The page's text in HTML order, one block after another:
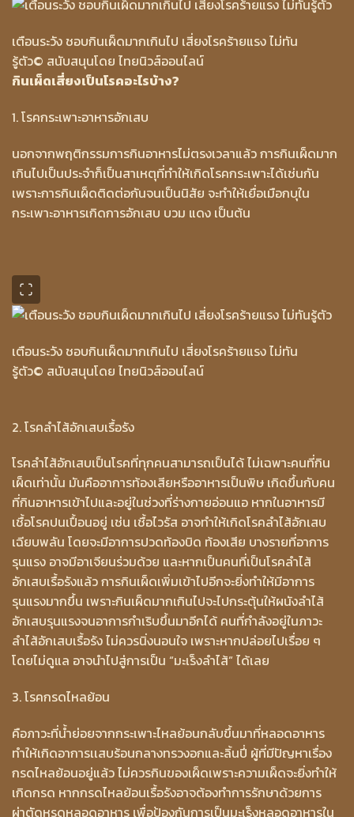
เตือนระวัง ชอบกินเผ็ดมากเกินไป เสี่ยงโรคร้ายแรง ไม่ทัน
รู้ตัว© สนับสนุนโดย ไทยนิวส์ออนไลน์
กินเผ็ดเสี่ยงเป็นโรคอะไรบ้าง?
1. โรคกระเพาะอาหารอักเสบ
นอกจากพฤติกรรมการกินอาหารไม่ตรงเวลาแล้ว การกินเผ็ดมาก
เกินไปเป็นประจำก็เป็นสาเหตุที่ทำให้เกิดโรคกระเพาะได้เช่นกัน
เพราะการกินเผ็ดติดต่อกันจนเป็นนิสัย จะทำให้เยื่อเมือกบุใน
กระเพาะอาหารเกิดการอักเสบ บวม แดง เป็นต้น
เตือนระวัง ชอบกินเผ็ดมากเกินไป เสี่ยงโรคร้ายแรง ไม่ทัน
รู้ตัว© สนับสนุนโดย ไทยนิวส์ออนไลน์
2. โรคลำไส้อักเสบเรื้อรัง
โรคลำไส้อักเสบเป็นโรคที่ทุกคนสามารถเป็นได้ ไม่เฉพาะคนที่กิน
เผ็ดเท่านั้น มันคืออาการท้องเสียหรืออาหารเป็นพิษ เกิดขึ้นกับคน
ที่กินอาหารเข้าไปและอยู่ในช่วงที่ร่างกายอ่อนแอ หากในอาหารมี
เชื้อโรคปนเปื้อนอยู่ เช่น เชื้อไวรัส อาจทำให้เกิดโรคลำไส้อักเสบ
เฉียบพลัน โดยจะมีอาการปวดท้องบิด ท้องเสีย บางรายที่อาการ
รุนแรง อาจมีอาเจียนร่วมด้วย และหากเป็นคนที่เป็นโรคลำไส้
อักเสบเรื้อรังแล้ว การกินเผ็ดเพิ่มเข้าไปอีกจะยิ่งทำให้มีอาการ
รุนแรงมากขึ้น เพราะกินเผ็ดมากเกินไปจะไปกระตุ้นให้ผนังลำไส้
อักเสบรุนแรงจนอาการกำเริบขึ้นมาอีกได้ คนที่กำลังอยู่ในภาวะ
ลำไส้อักเสบเรื้อรัง ไม่ควรนิ่งนอนใจ เพราะหากปล่อยไปเรื่อย ๆ
โดยไม่ดูแล อาจนำไปสู่การเป็น “มะเร็งลำไส้” ได้เลย
3. โรคกรดไหลย้อน
คือภาวะที่น้ำย่อยจากกระเพาะไหลย้อนกลับขึ้นมาที่หลอดอาหาร
ทำให้เกิดอาการเเสบร้อนกลางทรวงอกและลิ้นปี่ ผู้ที่มีปัญหาเรื่อง
กรดไหลย้อนอยู่แล้ว ไม่ควรกินของเผ็ดเพราะความเผ็ดจะยิ่งทำให้
เกิดกรด หากกรดไหลย้อนเรื้อรังอาจต้องทำการรักษาด้วยการ
ผ่าตัดหูรูดหลอดอาหาร เพื่อป้องกันการเป็นมะเร็งหลอดอาหารใน